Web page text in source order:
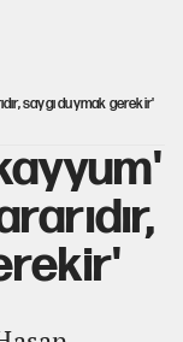
saygı duymak gerekir'